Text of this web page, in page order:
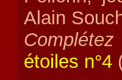
Alain
étoiles n°4